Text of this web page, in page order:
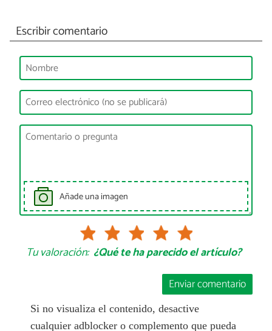
Escribir comentario
Añade una imagen
Tu valoración: ¿Qué te ha parecido el artículo?
Enviar comentario
Si no visualiza el contenido, desactive
cualquier adblocker o complemento que pueda